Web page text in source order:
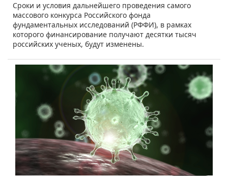
​Сроки и условия дальнейшего проведения самого
массового конкурса Российского фонда
фундаментальных исследований (РФФИ), в рамках
которого финансирование получают десятки тысяч
российских ученых, будут изменены.